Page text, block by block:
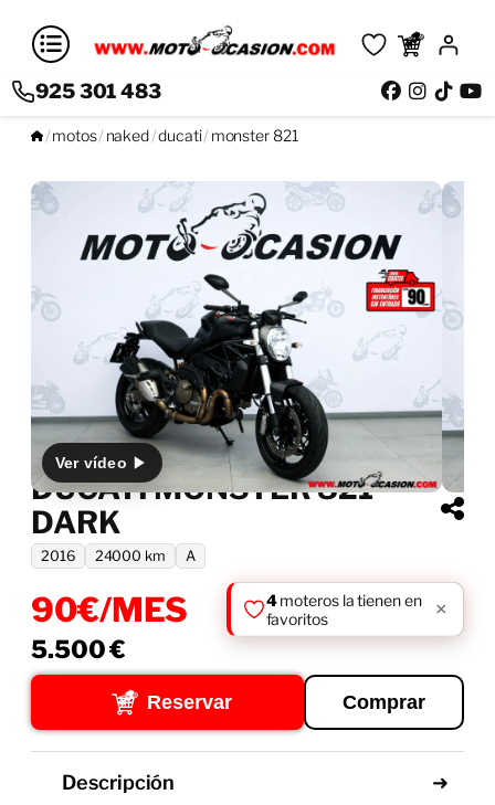
Saltar
contenido
925 301 483
/motos/ naked/ducati/ monster 821
Ver vídeo
DUCATI MONSTER 821
DARK
2016 24000 km A
90€/MES
5.500€
Reservar Comprar
Descripción